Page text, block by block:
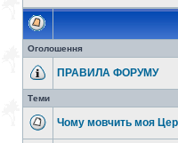
Оголошення
ПРАВИЛА ФОРУМУ
Теми
Чому мовчить моя